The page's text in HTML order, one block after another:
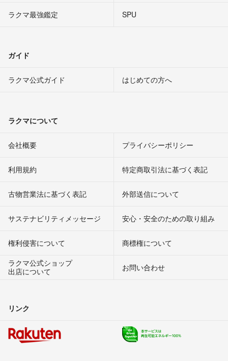
ラクマ最強鑑定
SPU
ガイド
ラクマ公式ガイド はじめての方へ
ラクマについて
会社概要 プライバシーポリシー
利用規約 特定商取引法に基づく表記
古物営業法に基づく表記 外部送信について
サステナビリティメッセージ 安心・安全のための取り組み
権利侵害について
商標権について
ラクマ公式ショップ
出店について
お問い合わせ
リンク